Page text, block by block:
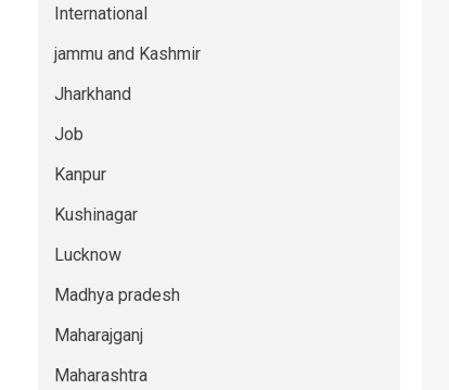
International
jammu and Kashmir
Jharkhand
Job
Kanpur
Kushinagar
Lucknow
Madhya pradesh
Maharajganj
Maharashtra